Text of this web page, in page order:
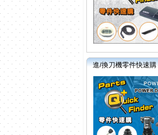
進/換刀機零件快速購